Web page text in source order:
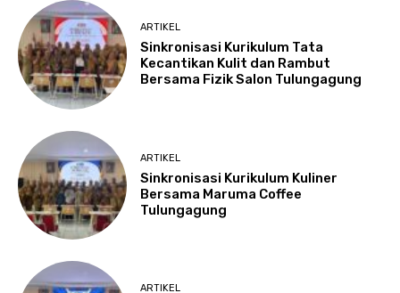
ARTIKEL
Sinkronisasi Kurikulum Tata
Kecantikan Kulit dan Rambut
Bersama Fizik Salon Tulungagung
ARTIKEL
Sinkronisasi Kurikulum Kuliner
Bersama Maruma Coffee
Tulungagung
ARTIKEL